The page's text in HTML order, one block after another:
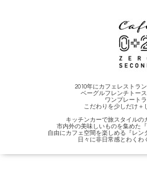
2010年にカフェレストラ
ベーグルフレンチトース
ワンプレート
こだわりを少しだけ＋
キッチンカーで旅スタイル
市内外の美味しいものを集めた
自由にカフェ空間を楽しめる『レン
日々に非日常感とわくわ